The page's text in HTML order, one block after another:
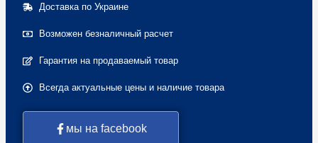
Доставка по Украине
Возможен безналичный расчет
Гарантия на продаваемый товар
Всегда актуальные цены и наличие товара
мы на facebook